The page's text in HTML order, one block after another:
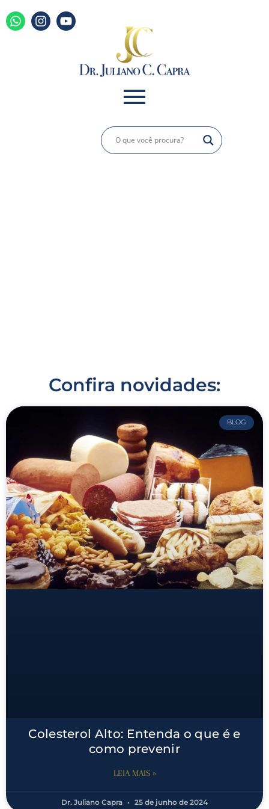
Confira novidades:
BLOG
Colesterol Alto: Entenda o que é e
como prevenir
LEIA MAIS »
Dr. Juliano Capra 25 de junho de 2024